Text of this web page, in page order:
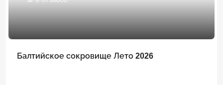
Балтийское сокровище Лето 2026